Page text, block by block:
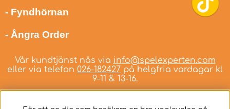
- Fyndhörnan
- Ångra Order
Vår kundtjänst nås via info@spelexperten.com
eller via telefon 026-182427 på helgfria vardagar kl
9-11 & 13-16.